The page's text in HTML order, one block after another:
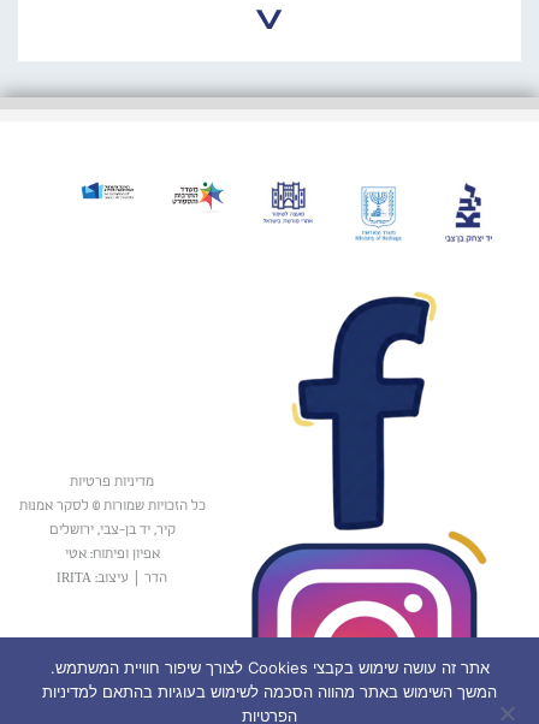
מדיניות פרטיות
כל הזכויות שמורות © לסקר אמנות
קיר, יד בן-צבי, ירושלים
אפיון ופיתוח: אטי
הדר
עיצוב: IRITA
אתר זה עושה שימוש בקבצי Cookies לצורך שיפור חוויית המשתמש.
המשך השימוש באתר מהווה הסכמה לשימוש בעוגיות בהתאם למדיניות
הפרטיות